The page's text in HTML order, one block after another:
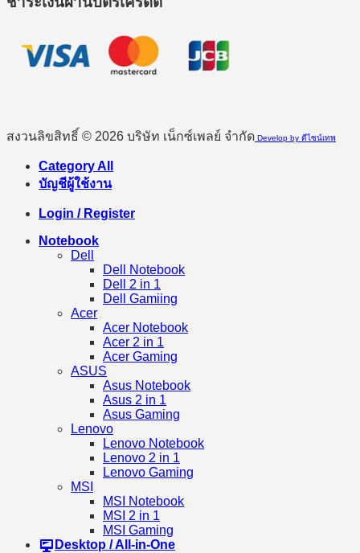
สงวนลิขสิทธิ์ © 2026 บริษัท เน็กซ์เพลย์ จำกัด Develop by ดีไซน์เทพ
Category All
บัญชีผู้ใช้งาน
Login / Register
Notebook
Dell
Dell Notebook
Dell 2 in 1
Dell Gamiing
Acer
Acer Notebook
Acer 2 in 1
Acer Gaming
ASUS
Asus Notebook
Asus 2 in 1
Asus Gaming
Lenovo
Lenovo Notebook
Lenovo 2 in 1
Lenovo Gaming
MSI
MSI Notebook
MSI 2 in 1
MSI Gaming
Desktop / All-in-One